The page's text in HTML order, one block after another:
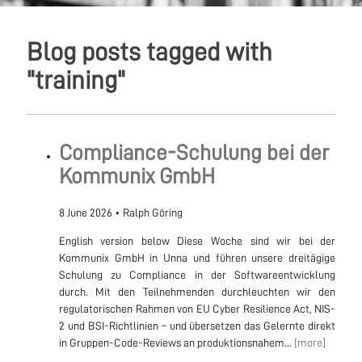
Blog posts tagged with
"training"
Compliance-Schulung bei der
Kommunix GmbH
8 June 2026 • Ralph Göring
English version below Diese Woche sind wir bei der
Kommunix GmbH in Unna und führen unsere dreitägige
Schulung zu Compliance in der Softwareentwicklung
durch. Mit den Teilnehmenden durchleuchten wir den
regulatorischen Rahmen von EU Cyber Resilience Act, NIS-
2 und BSI-Richtlinien – und übersetzen das Gelernte direkt
in Gruppen-Code-Reviews an produktionsnahem... [more]